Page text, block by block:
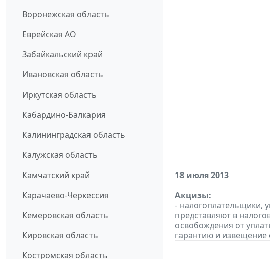
Воронежская область
Еврейская АО
Забайкальский край
Ивановская область
Иркутская область
Кабардино-Балкария
Калининградская область
Калужская область
Камчатский край
Карачаево-Черкессия
Кемеровская область
Кировская область
Костромская область
18 июля 2013
Акцизы:
- налогоплательщики,
представляют в
освобождения от
гарантию и извещение